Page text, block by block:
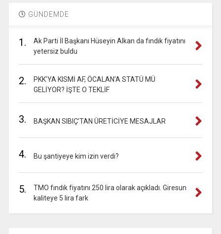
GÜNDEMDE
1.
Ak Parti İl Başkanı Hüseyin Alkan da fındık fiyatını
yetersiz buldu
2.
PKK’YA KISMİ AF, ÖCALAN’A STATÜ MÜ
GELİYOR? İŞTE O TEKLİF
3. BAŞKAN SIBIÇ’TAN ÜRETİCİYE MESAJLAR
4. Bu şantiyeye kim izin verdi?
5.
TMO fındık fiyatını 250 lira olarak açıkladı. Giresun
kaliteye 5 lira fark